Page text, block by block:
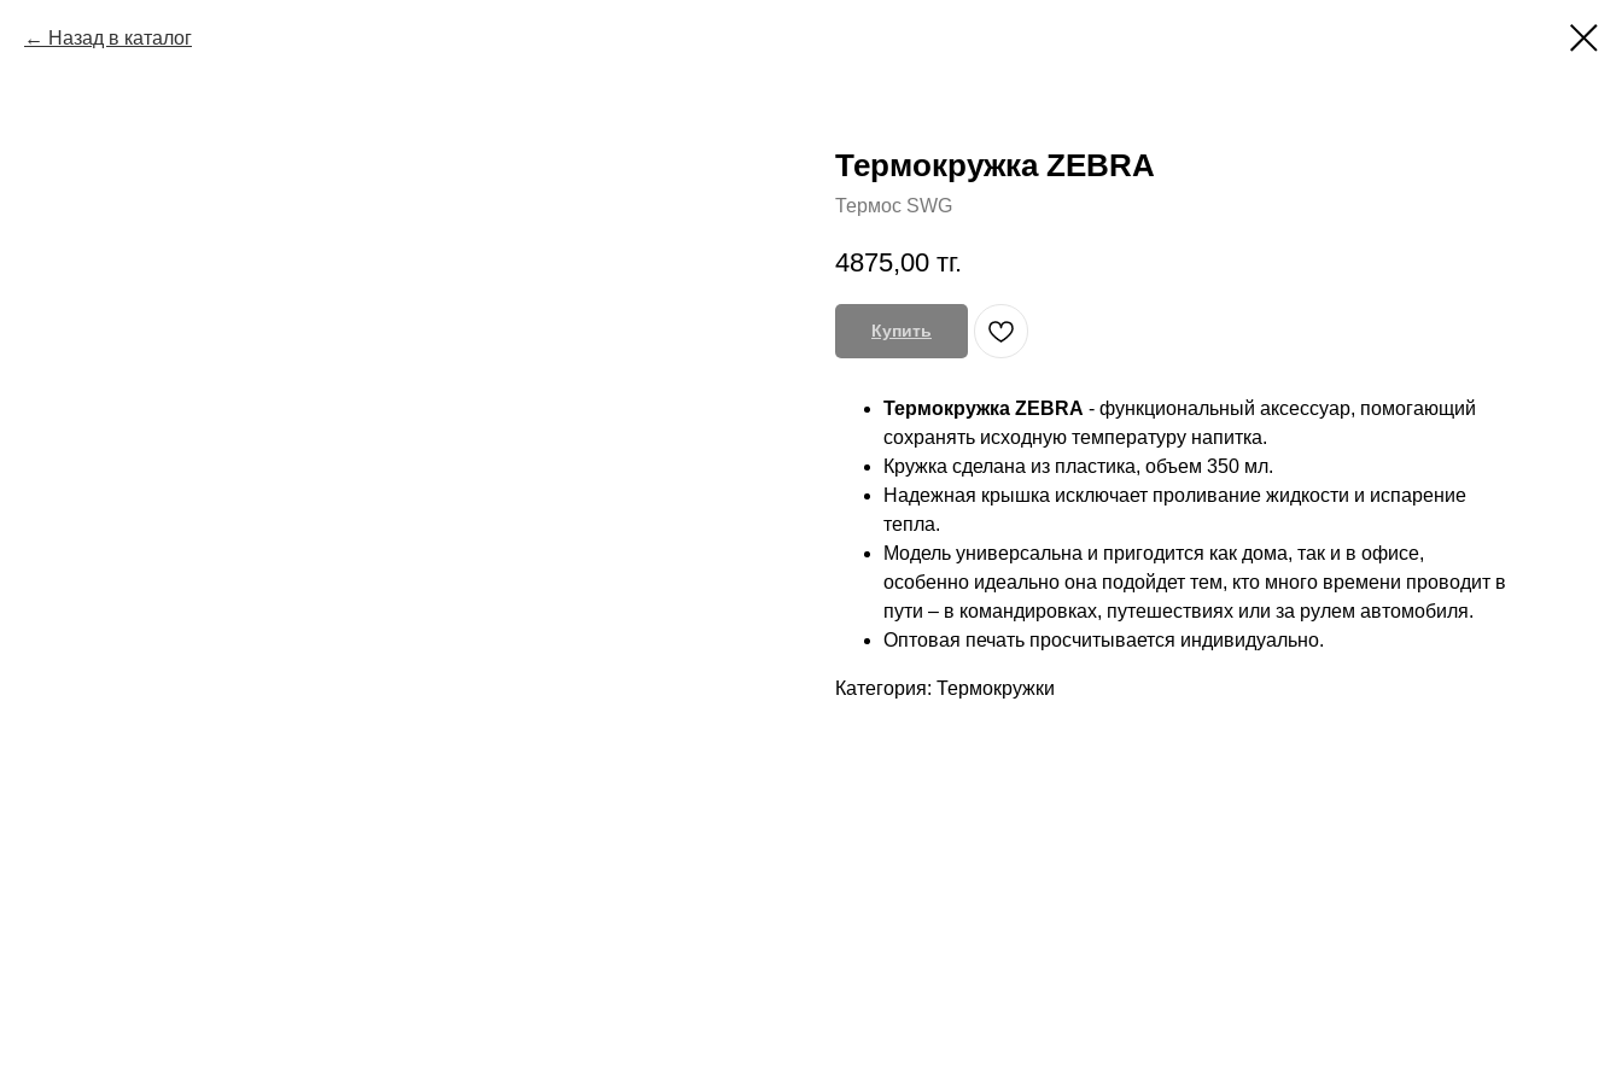
Назад в каталог
Термокружка ZEBRA
Термос SWG
4875,00 тг.
Купить
Термокружка ZEBRA - функциональный аксессуар, помогающий
сохранять исходную температуру напитка.
Кружка сделана из пластика, объем 350 мл.
Надежная крышка исключает проливание жидкости и испарение
тепла.
Модель универсальна и пригодится как дома, так и в офисе,
особенно идеально она подойдет тем, кто много времени проводит в
пути – в командировках, путешествиях или за рулем автомобиля.
Оптовая печать просчитывается индивидуально.
Категория: Термокружки